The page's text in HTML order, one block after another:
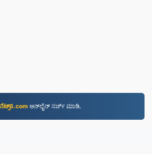
ನೆಟ್ಸ್6.com ಆನ್‌ಲೈನ್‌ ಸರ್ಚ್ ಮಾಡಿ.